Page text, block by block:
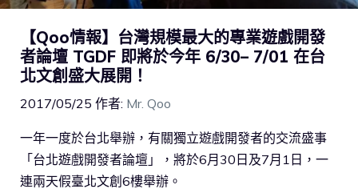
【Qoo情報】台灣規模最大的專業遊戲開發
者論壇 TGDF 即將於今年 6/30– 7/01 在台
北文創盛大展開！
2017/05/25 作者: Mr. Qoo
一年一度於台北舉辦，有關獨立遊戲開發者的交流盛事
「台北遊戲開發者論壇」，將於6月30日及7月1日，一
連兩天假臺北文創6樓舉辦。